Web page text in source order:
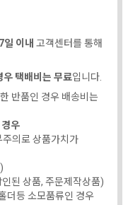
일 이내고객센터를 통해
택배비는 무료입니다.
반품인 경우 배송비는
우
의로 상품가치가
된 상품, 주문제작상품)
더등 소모품류인 경우